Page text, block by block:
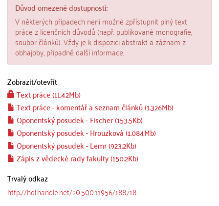
Důvod omezené dostupnosti:
V některých případech není možné zpřístupnit plný text
práce z licenčních důvodů (např. publikované monografie,
soubor článků). Vždy je k dispozici abstrakt a záznam z
obhajoby, případně další informace.
Zobrazit/otevřít
Text práce (11.42Mb)
Text práce - komentář a seznam článků (1.326Mb)
Oponentský posudek - Fischer (153.5Kb)
Oponentský posudek - Hrouzková (1.084Mb)
Oponentský posudek - Lemr (923.2Kb)
Zápis z vědecké rady fakulty (150.2Kb)
Trvalý odkaz
http://hdl.handle.net/20.500.11956/188718